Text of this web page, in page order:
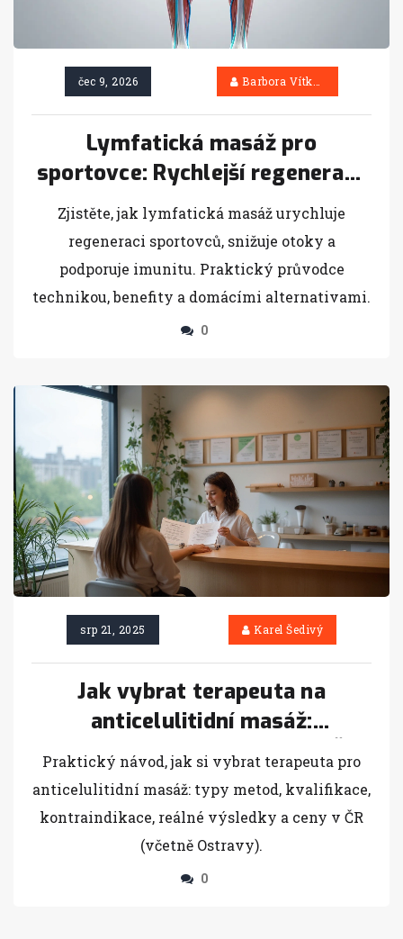
čec 9, 2026 Barbora Vítková
Lymfatická masáž pro
sportovce: Rychlejší regenerace
a méně zánětů
Zjistěte, jak lymfatická masáž urychluje
regeneraci sportovců, snižuje otoky a
podporuje imunitu. Praktický průvodce
technikou, benefity a domácími alternativami.
0
srp 21, 2025 Karel Šedivý
Jak vybrat terapeuta na
anticelulitidní masáž:
kvalifikace, ceny a bezpečí (ČR
2025)
Praktický návod, jak si vybrat terapeuta pro
anticelulitidní masáž: typy metod, kvalifikace,
kontraindikace, reálné výsledky a ceny v ČR
(včetně Ostravy).
0